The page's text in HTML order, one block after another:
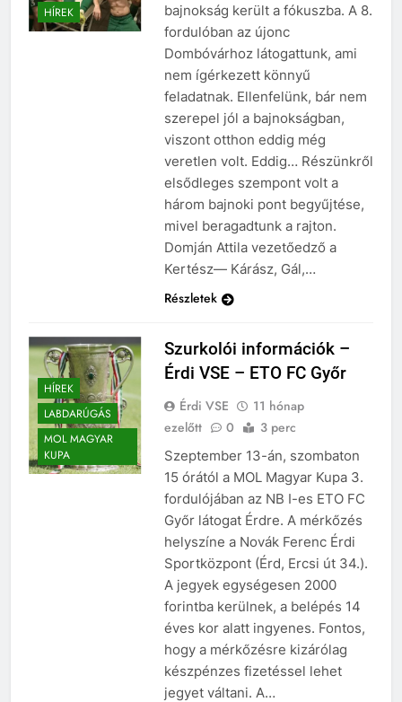
HÍREK
bajnokság került a fókuszba. A 8.
fordulóban az újonc
Dombóvárhoz látogattunk, ami
nem ígérkezett könnyű
feladatnak. Ellenfelünk, bár nem
szerepel jól a bajnokságban,
viszont otthon eddig még
veretlen volt. Eddig… Részünkről
elsődleges szempont volt a
három bajnoki pont begyűjtése,
mivel beragadtunk a rajton.
Domján Attila vezetőedző a
Kertész— Kárász, Gál,…
Részletek
HÍREK
LABDARÚGÁS
MOL MAGYAR
KUPA
Szurkolói információk –
Érdi VSE – ETO FC Győr
Érdi VSE
11 hónap
ezelőtt
0 3 perc
Szeptember 13-án, szombaton
15 órától a MOL Magyar Kupa 3.
fordulójában az NB I-es ETO FC
Győr látogat Érdre. A mérkőzés
helyszíne a Novák Ferenc Érdi
Sportközpont (Érd, Ercsi út 34.).
A jegyek egységesen 2000
forintba kerülnek, a belépés 14
éves kor alatt ingyenes. Fontos,
hogy a mérkőzésre kizárólag
készpénzes fizetéssel lehet
jegyet váltani. A…